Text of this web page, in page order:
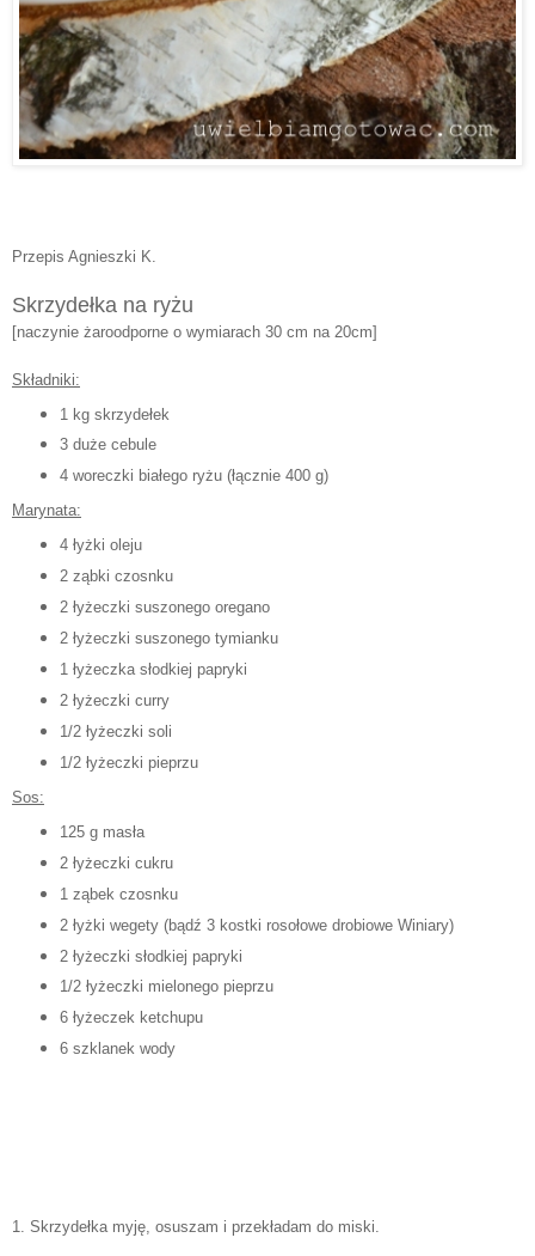
Przepis Agnieszki K.
Skrzydełka na ryżu
[naczynie żaroodporne o wymiarach 30 cm na 20cm]
Składniki:
1 kg skrzydełek
3 duże cebule
4 woreczki białego ryżu (łącznie 400 g)
Marynata:
4 łyżki oleju
2 ząbki czosnku
2 łyżeczki suszonego oregano
2 łyżeczki suszonego tymianku
1 łyżeczka słodkiej papryki
2 łyżeczki curry
1/2 łyżeczki soli
1/2 łyżeczki pieprzu
Sos:
125 g masła
2 łyżeczki cukru
1 ząbek czosnku
2 łyżki wegety (bądź 3 kostki rosołowe drobiowe Winiary)
2 łyżeczki słodkiej papryki
1/2 łyżeczki mielonego pieprzu
6 łyżeczek ketchupu
6 szklanek wody
1. Skrzydełka myję, osuszam i przekładam do miski.